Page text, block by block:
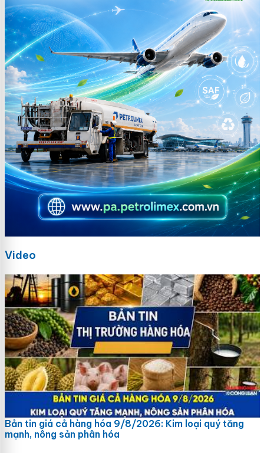
Video
Bản tin giá cả hàng hóa 9/8/2026: Kim loại quý tăng
mạnh, nông sản phân hóa